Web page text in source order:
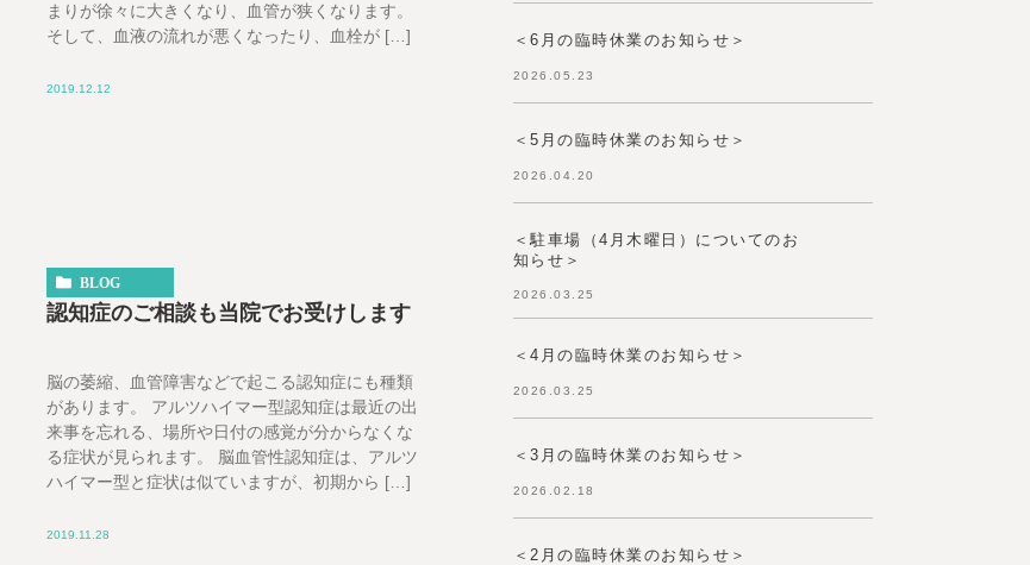
まりが徐々に大きくなり、血管が狭くなります。
そして、血液の流れが悪くなったり、血栓が […]
2019.12.12
BLOG
認知症のご相談も当院でお受けします
脳の萎縮、血管障害などで起こる認知症にも種類
があります。 アルツハイマー型認知症は最近の出
来事を忘れる、場所や日付の感覚が分からなくな
る症状が見られます。 脳血管性認知症は、アルツ
ハイマー型と症状は似ていますが、初期から […]
2019.11.28
＜6月の臨時休業のお知らせ＞
2026.05.23
＜5月の臨時休業のお知らせ＞
2026.04.20
＜駐車場（4月木曜日）についてのお
知らせ＞
2026.03.25
＜4月の臨時休業のお知らせ＞
2026.03.25
＜3月の臨時休業のお知らせ＞
2026.02.18
＜2月の臨時休業のお知らせ＞